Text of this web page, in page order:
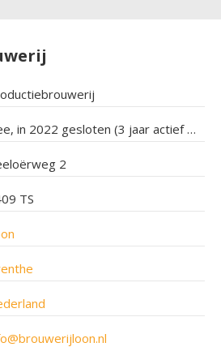
Nee, in 2022 gesloten (3 jaar actief geweest)
2
TS